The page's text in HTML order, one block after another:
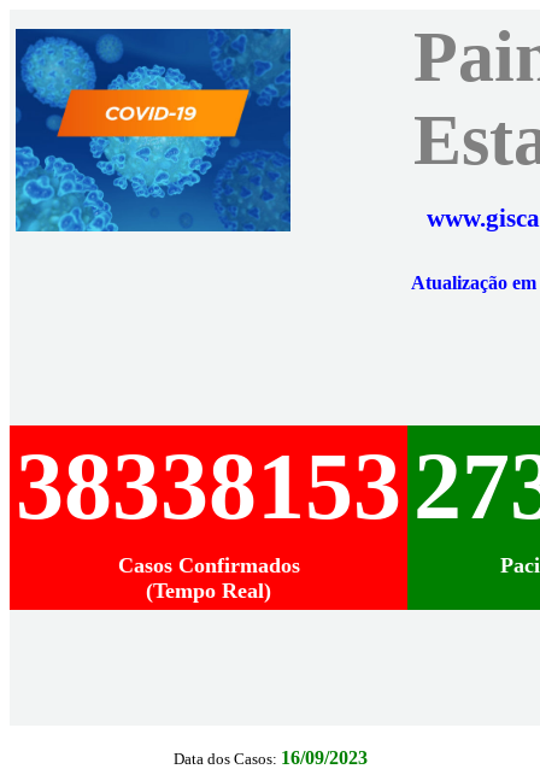
Atualização
38338153
Casos Confirmados
(Tempo Real)
Data dos Casos: 16/09/2023